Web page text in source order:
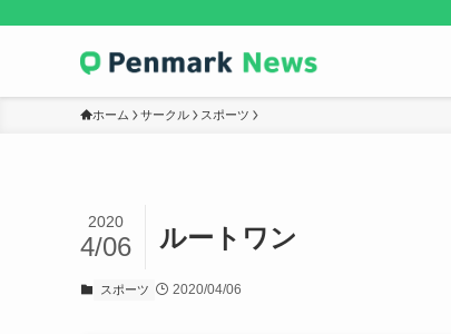
ホーム サークル スポーツ
ルートワン
2020
4/06
スポーツ 2020/04/06